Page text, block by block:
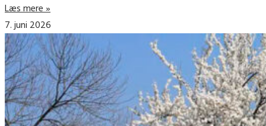
Læs mere »
7. juni 2026